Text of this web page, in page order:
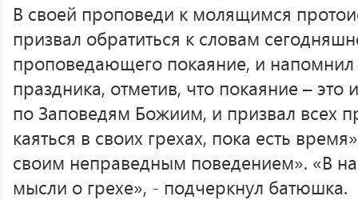
В своей проповеди к молящимся
призвал обратиться к словам
проповедающего покаяние, и напомнил
праздника, отметив, что покаяние –
по Заповедям Божиим, и призвал всех
каяться в своих грехах, пока есть
своим неправедным поведением». «В
мысли о грехе», - подчеркнул батюшка.